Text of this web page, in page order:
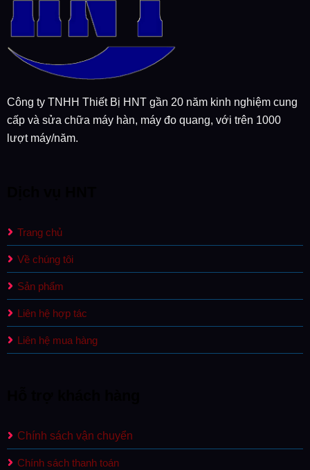
Công ty TNHH Thiết Bị HNT gần 20 năm kinh nghiệm cung
cấp và sửa chữa máy hàn, máy đo quang, với trên 1000
lượt máy/năm.
Trang chủ
Về chúng tôi
Sản phẩm
Liên hệ hợp tác
Liên hệ mua hàng
Chính sách vận chuyển
Chính sách thanh toán